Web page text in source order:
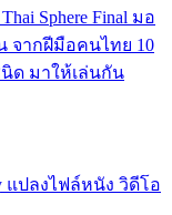
Sphere Final มอ
จากฝีมือคนไทย 10
ด มาให้เล่นกัน
แปลงไฟล์หนัง วิดีโอ